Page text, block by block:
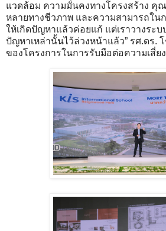
แวดล้อม ความมั่นคงทางโครงสร้าง คุ
หลายทางชีวภาพ และความสามารถใน
ให้เกิดปัญหาแล้วค่อยแก้ แต่เราวางระ
ปัญหาเหล่านั้นไว้ล่วงหน้าแล้ว” รศ.ดร.
ของโครงการในการรับมือต่อความเสี่ย